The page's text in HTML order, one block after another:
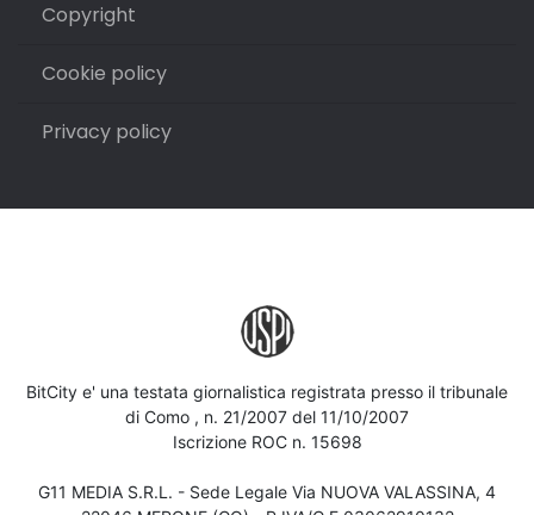
Copyright
Cookie policy
Privacy policy
BitCity e' una testata giornalistica registrata presso il tribunale
di Como , n. 21/2007 del 11/10/2007
Iscrizione ROC n. 15698
G11 MEDIA S.R.L. - Sede Legale Via NUOVA VALASSINA, 4